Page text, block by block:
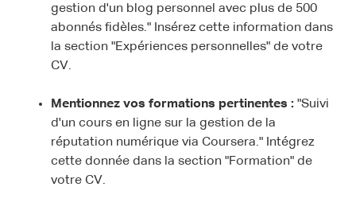
gestion d'un blog personnel avec plus de 500
abonnés fidèles." Insérez cette information dans
la section "Expériences personnelles" de votre
CV.
Mentionnez vos formations pertinentes : "Suivi
d'un cours en ligne sur la gestion de la
réputation numérique via Coursera." Intégrez
cette donnée dans la section "Formation" de
votre CV.